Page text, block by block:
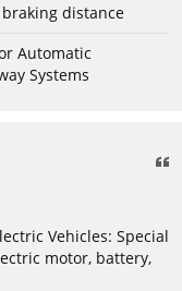
distance
Automatic
Systems
Vehicles: Special
motor, battery,